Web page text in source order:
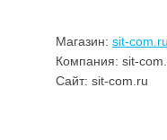
Магазин: sit-
Компания: sit-
Сайт: sit-com.ru